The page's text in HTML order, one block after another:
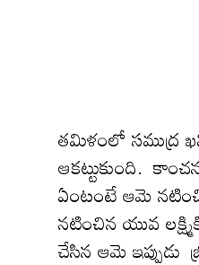
తమిళంలో సముద్ర
ఆక‌ట్టుకుంది.
ఏంటంటే ఆమె
నటించిన యువ
చేసిన ఆమె ఇప్పుడు